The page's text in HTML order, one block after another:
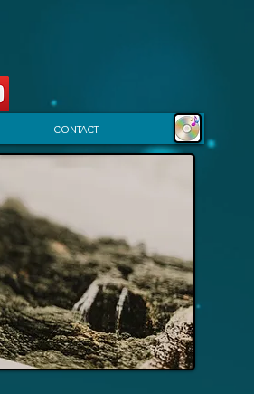
CONTACT